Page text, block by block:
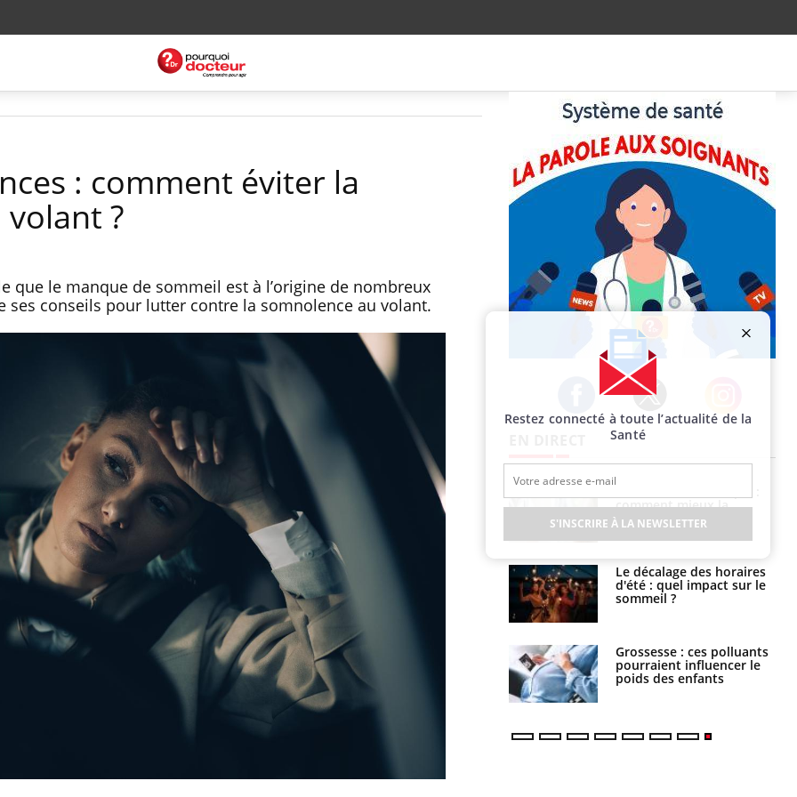
: comment éviter la
?
que le manque de sommeil est à l’origine de nombreux
ses conseils pour lutter contre la somnolence au volant.
Facebook Twitter Instagram
Allergies alimentaires :
une nouvelle arme contre
les réactions sévères
Comment gérer le
sommeil des enfants en
vacances ?
Bilan prévention : ce que
les kinés pourront
TDAH : quel est ce
traitement autorisé aux
Intolérance au gluten : les
nouvelles
recommandations de la
comment mieux la
prévenir
Le décalage des horaires
d'été : quel impact sur le
sommeil ?
Grossesse : ces polluants
pourraient influencer le
poids des enfants
Restez connecté à toute l’actualité de la
Santé
S'INSCRIRE À LA NEWSLETTER